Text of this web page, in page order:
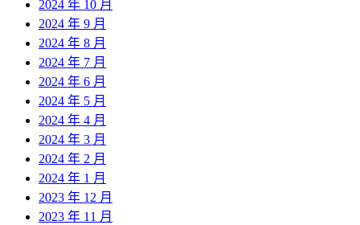
2024 年 10 月
2024 年 9 月
2024 年 8 月
2024 年 7 月
2024 年 6 月
2024 年 5 月
2024 年 4 月
2024 年 3 月
2024 年 2 月
2024 年 1 月
2023 年 12 月
2023 年 11 月